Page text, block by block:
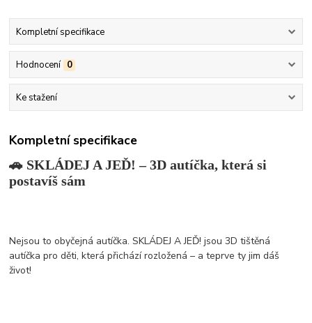
Kompletní specifikace
Hodnocení 0
Ke stažení
Kompletní specifikace
🚗 SKLÁDEJ A JEĎ! – 3D autíčka, která si
postavíš sám
Nejsou to obyčejná autíčka. SKLÁDEJ A JEĎ! jsou 3D tištěná
autíčka pro děti, která přichází rozložená – a teprve ty jim dáš
život!